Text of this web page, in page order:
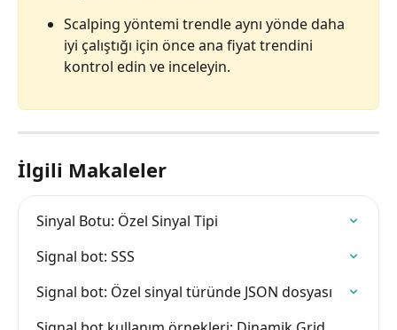
Scalping yöntemi trendle aynı yönde daha
iyi çalıştığı için önce ana fiyat trendini
kontrol edin ve inceleyin.
İlgili Makaleler
Sinyal Botu: Özel Sinyal Tipi
Signal bot: SSS
Signal bot: Özel sinyal türünde JSON dosyası